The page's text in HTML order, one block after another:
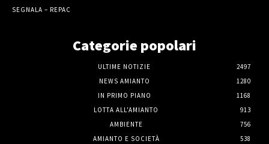
SEGNALA – REPAC
Categorie popolari
ULTIME NOTIZIE
2497
NEWS AMIANTO
1280
IN PRIMO PIANO
1168
LOTTA ALL'AMIANTO
913
AMBIENTE
756
AMIANTO E SOCIETÀ
538